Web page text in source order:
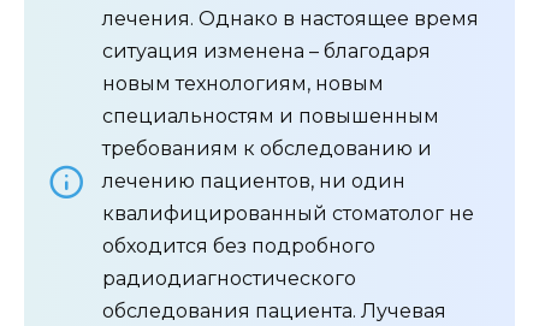
лечения. Однако в настоящее время
ситуация изменена – благодаря
новым технологиям, новым
специальностям и повышенным
требованиям к обследованию и
лечению пациентов, ни один
квалифицированный стоматолог не
обходится без подробного
радиодиагностического
обследования пациента. Лучевая